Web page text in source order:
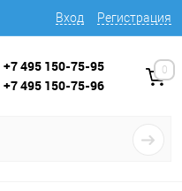
Вход Регистрация
+7 495 150-75-95
+7 495 150-75-96
0